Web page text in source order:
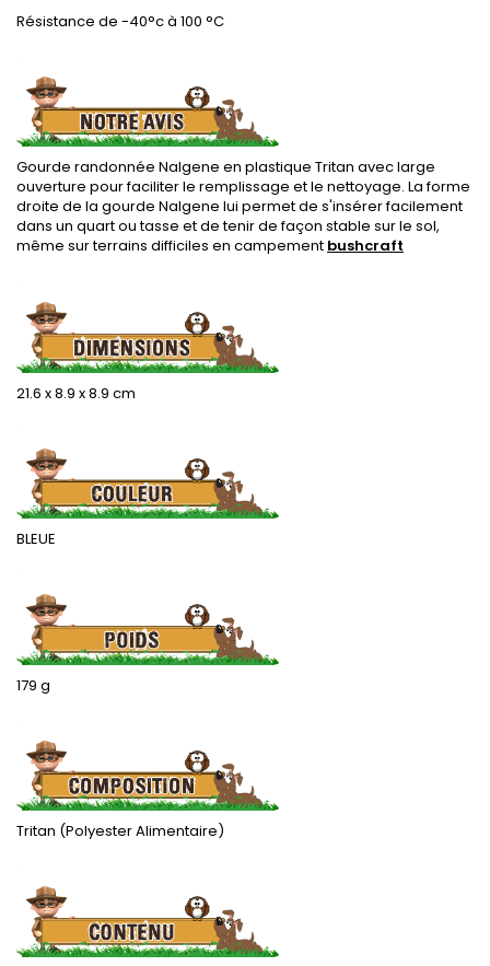
Résistance de -40°c à 100 °C
.
Gourde randonnée Nalgene en plastique Tritan avec large
ouverture pour faciliter le remplissage et le nettoyage. La forme
droite de la gourde Nalgene lui permet de s'insérer facilement
dans un quart ou tasse et de tenir de façon stable sur le sol,
même sur terrains difficiles en campement bushcraft
.
21.6 x 8.9 x 8.9 cm
.
BLEUE
.
179 g
.
Tritan (Polyester Alimentaire)
.